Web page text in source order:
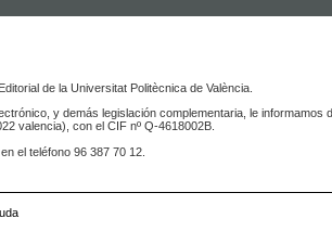
de la Universitat Politècnica de València.
y demás legislación complementaria, le informamos
valencia), con el CIF nº Q-4618002B.
en el teléfono 96 387 70 12.